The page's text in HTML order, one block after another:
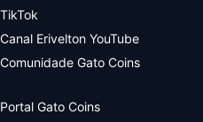
TikTok
Canal Erivelton YouTube
Comunidade Gato Coins
Portal Gato Coins